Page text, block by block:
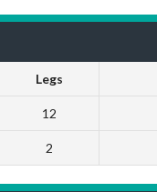
Legs
12
2